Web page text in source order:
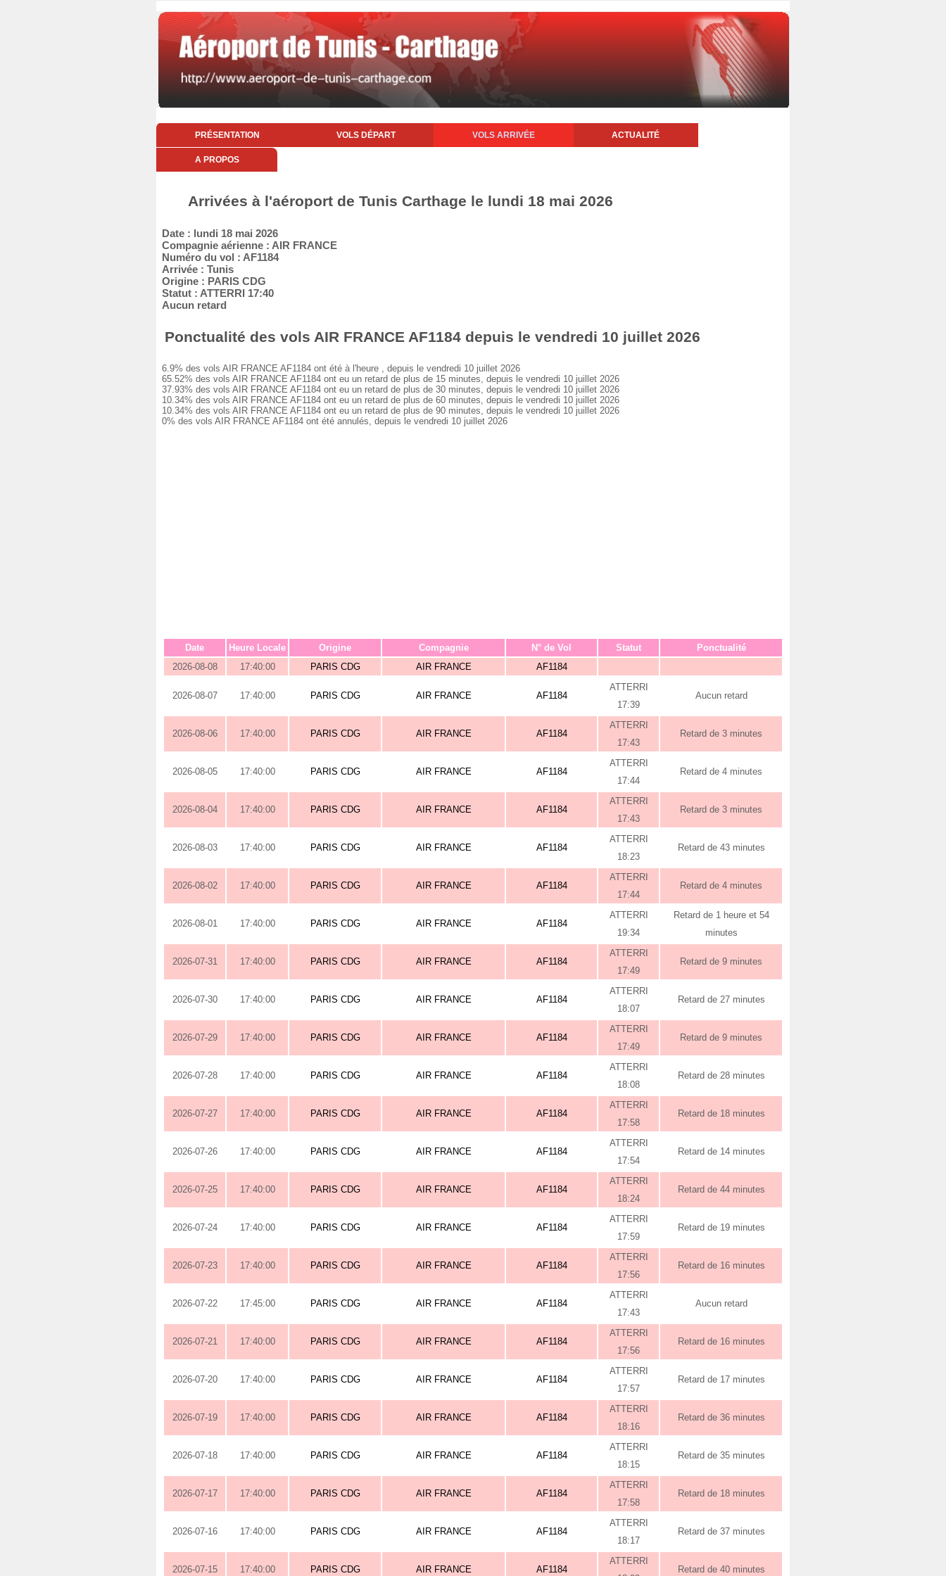
PRÉSENTATION VOLS DÉPART VOLS ARRIVÉE ACTUALITÉ
A PROPOS
Arrivées à l'aéroport de Tunis Carthage le lundi 18 mai 2026
Date : lundi 18 mai 2026
Compagnie aérienne : AIR FRANCE
Numéro du vol : AF1184
Arrivée : Tunis
Origine : PARIS CDG
Statut : ATTERRI 17:40
Aucun retard
Ponctualité des vols AIR FRANCE AF1184 depuis le vendredi 10 juillet 2026
6.9% des vols AIR FRANCE AF1184 ont été à l'heure , depuis le vendredi 10 juillet 2026
65.52% des vols AIR FRANCE AF1184 ont eu un retard de plus de 15 minutes, depuis le vendredi 10 juillet 2026
37.93% des vols AIR FRANCE AF1184 ont eu un retard de plus de 30 minutes, depuis le vendredi 10 juillet 2026
10.34% des vols AIR FRANCE AF1184 ont eu un retard de plus de 60 minutes, depuis le vendredi 10 juillet 2026
10.34% des vols AIR FRANCE AF1184 ont eu un retard de plus de 90 minutes, depuis le vendredi 10 juillet 2026
0% des vols AIR FRANCE AF1184 ont été annulés, depuis le vendredi 10 juillet 2026
Date Heure Locale Origine Compagnie N° de Vol Statut
Ponctualité
2026-08-08
17:40:00 PARIS CDG AIR FRANCE AF1184
2026-08-07 17:40:00 PARIS CDG AIR FRANCE AF1184
ATTERRI
17:39
Aucun retard
2026-08-06 17:40:00 PARIS CDG AIR FRANCE AF1184
ATTERRI
17:43
Retard de 3 minutes
2026-08-05 17:40:00 PARIS CDG AIR FRANCE AF1184
ATTERRI
17:44
Retard de 4 minutes
2026-08-04 17:40:00 PARIS CDG AIR FRANCE AF1184
ATTERRI
17:43
Retard de 3 minutes
2026-08-03 17:40:00 PARIS CDG AIR FRANCE AF1184
ATTERRI
18:23
Retard de 43 minutes
2026-08-02 17:40:00 PARIS CDG AIR FRANCE AF1184
ATTERRI
17:44
Retard de 4 minutes
2026-08-01 17:40:00 PARIS CDG AIR FRANCE AF1184
ATTERRI
19:34
Retard de 1 heure et 54
minutes
2026-07-31 17:40:00 PARIS CDG AIR FRANCE AF1184
ATTERRI
17:49
Retard de 9 minutes
2026-07-30 17:40:00 PARIS CDG AIR FRANCE AF1184
ATTERRI
18:07
Retard de 27 minutes
2026-07-29 17:40:00 PARIS CDG AIR FRANCE AF1184
ATTERRI
17:49
Retard de 9 minutes
2026-07-28 17:40:00 PARIS CDG AIR FRANCE AF1184
ATTERRI
18:08
Retard de 28 minutes
2026-07-27 17:40:00 PARIS CDG AIR FRANCE AF1184
ATTERRI
17:58
Retard de 18 minutes
2026-07-26 17:40:00 PARIS CDG AIR FRANCE AF1184
ATTERRI
17:54
Retard de 14 minutes
2026-07-25 17:40:00 PARIS CDG AIR FRANCE AF1184
ATTERRI
18:24
Retard de 44 minutes
2026-07-24 17:40:00 PARIS CDG AIR FRANCE AF1184
ATTERRI
17:59
Retard de 19 minutes
2026-07-23 17:40:00 PARIS CDG AIR FRANCE AF1184
ATTERRI
17:56
Retard de 16 minutes
2026-07-22 17:45:00 PARIS CDG AIR FRANCE AF1184
ATTERRI
17:43
Aucun retard
2026-07-21 17:40:00 PARIS CDG AIR FRANCE AF1184
ATTERRI
17:56
Retard de 16 minutes
2026-07-20 17:40:00 PARIS CDG AIR FRANCE AF1184
ATTERRI
17:57
Retard de 17 minutes
2026-07-19 17:40:00 PARIS CDG AIR FRANCE AF1184
ATTERRI
18:16
Retard de 36 minutes
2026-07-18 17:40:00 PARIS CDG AIR FRANCE AF1184
ATTERRI
18:15
Retard de 35 minutes
2026-07-17 17:40:00 PARIS CDG AIR FRANCE AF1184
ATTERRI
17:58
Retard de 18 minutes
2026-07-16 17:40:00 PARIS CDG AIR FRANCE AF1184
ATTERRI
18:17
Retard de 37 minutes
2026-07-15 17:40:00 PARIS CDG AIR FRANCE AF1184
ATTERRI
Retard de 40 minutes